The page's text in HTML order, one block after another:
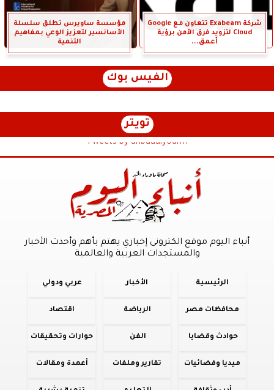
شركة Exabeam تتعاون مع Google
Cloud لتزويد فرق الأمن برؤية
أعمق...
مؤسسة ساويرس تطلق سلسلة
الأسانسير لتعزيز الوعي بمفاهيم
التنمية
الفيس بوك
تويتر
Tweets by anbaaalyoum1
أنباء اليوم موقع الكترونى إخباري يهتم بأهم وأحدث الأخبار
والمستجدات العربية والعالمية
الرئيسية الأخبار عربي ودولي
محافظات مصر الرياضة اقتصاد
حوادث وقضايا الفن حوارات وتحقيقات
ميديا وفضائيات تقارير وملفات أعمدة ومقالات